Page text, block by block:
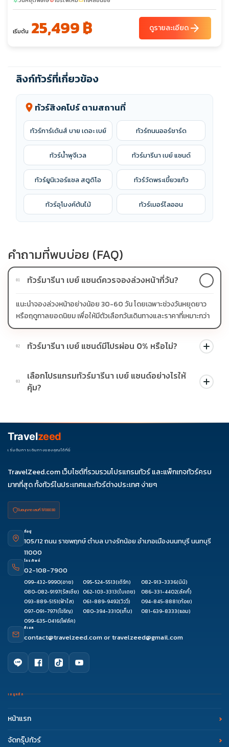
เริ่มต้น 25,499 ฿ ดูรายละเอียดarrow_forward
ลิงก์ทัวร์ที่เกี่ยวข้อง
location_on ทัวร์สิงคโปร์ ตามสถานที่
ทัวร์การ์เด้นส์ บาย เดอะ เบย์ ทัวร์ถนนออร์ชาร์ด
ทัวร์น้ำพุจีเวล ทัวร์มารีนา เบย์ แซนด์
ทัวร์ยูนิเวอร์แซล สตูดิโอ ทัวร์วัดพระเขี้ยวแก้ว
ทัวร์อุโมงค์ต้นไม้ ทัวร์เมอร์ไลออน
คำถามที่พบบ่อย (FAQ)
01 ทัวร์มารีนา เบย์ แซนด์ควรจองล่วงหน้ากี่วัน?
แนะนำจองล่วงหน้าอย่างน้อย 30-60 วัน โดยเฉพาะช่วงวันหยุดยาว
หรือฤดูกาลยอดนิยม เพื่อให้มีตัวเลือกวันเดินทางและราคาที่เหมาะกว่า
02 ทัวร์มารีนา เบย์ แซนด์มีโปรผ่อน 0% หรือไม่?
บางโปรแกรมมีโปรผ่อน 0% หรือโปรโมชั่นบัตรเครดิตตามเงื่อนไขที่
บริษัทกำหนด สามารถดูสัญลักษณ์โปรโมชั่นในรายการทัวร์แต่ละ
รายการได้
03
เลือกโปรแกรมทัวร์มารีนา เบย์ แซนด์อย่างไรให้
คุ้ม?
ช่วงราคา ไม่ควรเทียบจากราคาต่ำสุดเพียงอย่างเดียว
Travelzeed
เริ่มต้นการเดินทางของคุณได้ที่นี่
TravelZeed.com เว็บไซต์ที่รวมรวมโปรแกรมทัวร์ และแพ็กเกจทัวร์ครบ
มากที่สุด ทั้งทัวร์ในประเทศและทัวร์ต่างประเทศ ง่ายๆ
ใบอนุญาต เลขที่ 11/08038
ที่อยู่
105/12 ถนน ราชพฤกษ์ ตำบล บางรักน้อย อำเภอเมืองนนทบุรี นนทบุรี
11000
โทรศัพท์
02-108-7900
099-432-9990(อาย) 095-524-5513(เติร์ก) 082-913-3336(นินิ)
080-082-9197(รัสเซีย) 062-103-3313(ใบเตย) 086-331-4402(ลัคกี้)
093-889-5151(ฟ้าใส) 061-889-9492(วิววี่) 094-845-8881(ก้อย)
097-091-7971(โจริญ) 080-394-3310(เก็บ) 081-639-8333(แอม)
099-635-0416(โฟล์ค)
อีเมล
contact@travelzeed.comortravelzeed@gmail.com
เมนูหลัก
หน้าแรก
จัดกรุ๊ปทัวร์